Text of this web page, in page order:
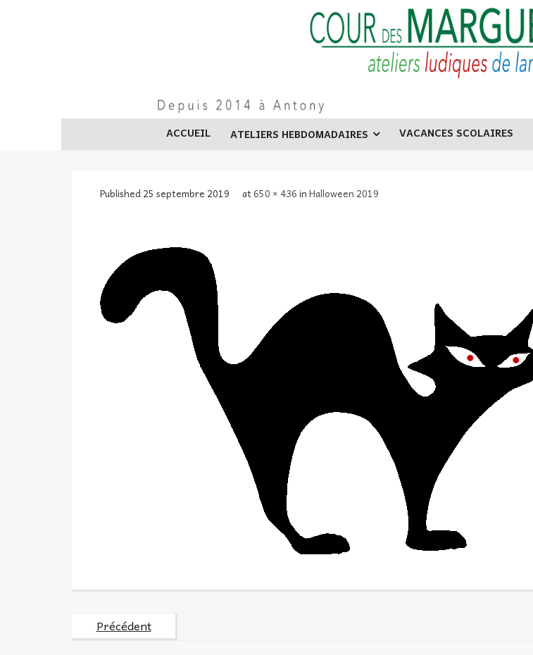
ACCUEIL ATELIERS HEBDOMADAIRES VACANCES SCOLAIRES
Published25 septembre 2019 at650 × 436inHalloween 2019
Précédent